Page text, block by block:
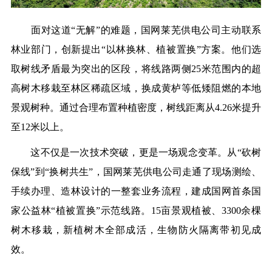
面对这道“无解”的难题，国网莱芜供电公司主动联系
林业部门，创新提出“以林换林、植被置换”方案。他们选
取树线矛盾最为突出的区段，将线路两侧25米范围内的超
高树木移栽至林区稀疏区域，换成黄栌等低矮阻燃的本地
景观树种。通过合理布置种植密度，树线距离从4.26米提升
至12米以上。
这不仅是一次技术突破，更是一场观念变革。从“砍树
保线”到“换树共生”，国网莱芜供电公司走通了现场测绘、
手续办理、造林设计的一整套业务流程，建成国网首条国
家公益林“植被置换”示范线路。15亩景观植被、3300余棵
树木移栽，新植树木全部成活，生物防火隔离带初见成
效。